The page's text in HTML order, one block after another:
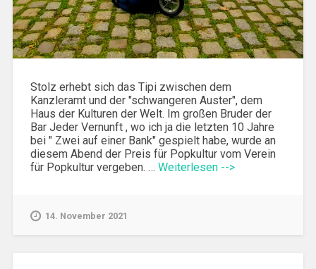
Stolz erhebt sich das Tipi zwischen dem
Kanzleramt und der "schwangeren Auster", dem
Haus der Kulturen der Welt. Im großen Bruder der
Bar Jeder Vernunft , wo ich ja die letzten 10 Jahre
bei " Zwei auf einer Bank" gespielt habe, wurde an
diesem Abend der Preis für Popkultur vom Verein
für Popkultur vergeben. … Weiterlesen -->
14. November 2021